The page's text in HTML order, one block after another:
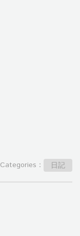
Categories： 日記